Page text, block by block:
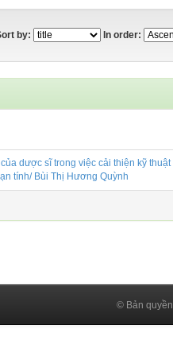
by: In order:
dược sĩ trong việc cải thiện kỹ
tính/ Bùi Thị Hương Quỳnh
© Bản